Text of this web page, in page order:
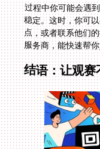
过程中你可能会遇
稳定。这时，你可
点，或者联系他们
服务商，能快速帮
结语：让观赛